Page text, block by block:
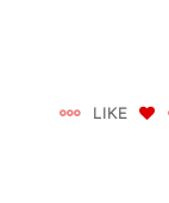
LIKE